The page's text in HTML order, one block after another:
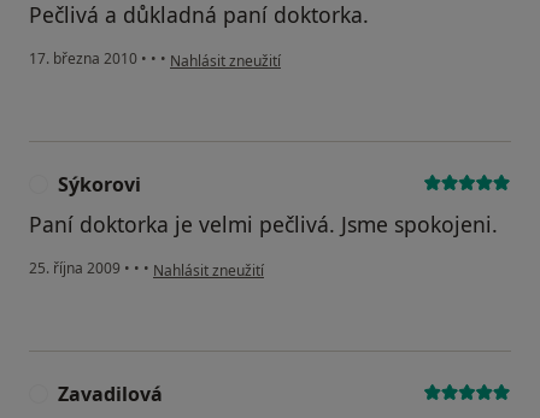
Pečlivá a důkladná paní doktorka.
17. března 2010 • • • podle názoru uživatele Pacient
Nahlásit zneužití
Sýkorovi
Paní doktorka je velmi pečlivá. Jsme spokojeni.
25. října 2009 • • • podle názoru uživatele Sýkorovi
Nahlásit zneužití
Zavadilová